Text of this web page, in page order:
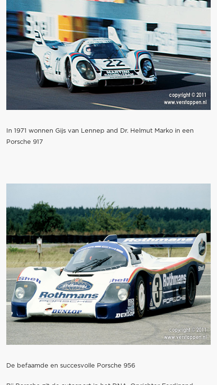
In 1971 wonnen Gijs van Lennep and Dr. Helmut Marko in een
Porsche 917
De befaamde en succesvolle Porsche 956